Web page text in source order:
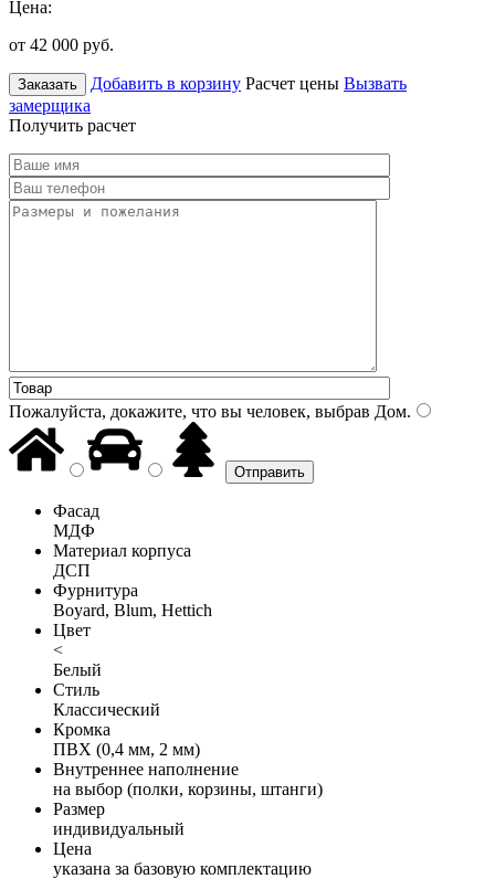
Цена:
от 42 000 руб.
Заказать Добавить в корзину Расчет цены Вызвать
замерщика
Получить расчет
Пожалуйста, докажите, что вы человек, выбрав Дом.
Фасад
МДФ
Материал корпуса
ДСП
Фурнитура
Boyard, Blum, Hettich
Цвет
<
Белый
Стиль
Классический
Кромка
ПВХ (0,4 мм, 2 мм)
Внутреннее наполнение
на выбор (полки, корзины, штанги)
Размер
индивидуальный
Цена
указана за базовую комплектацию